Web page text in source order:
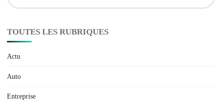
TOUTES LES RUBRIQUES
Actu
Auto
Entreprise